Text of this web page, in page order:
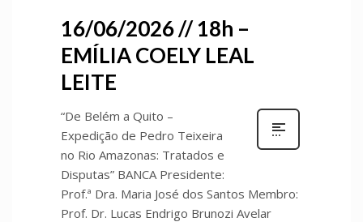
16/06/2026 // 18h –
EMÍLIA COELY LEAL
LEITE
“De Belém a Quito –
Expedição de Pedro Teixeira
no Rio Amazonas: Tratados e
Disputas” BANCA Presidente:
Prof.ª Dra. Maria José dos Santos Membro:
Prof. Dr. Lucas Endrigo Brunozi Avelar